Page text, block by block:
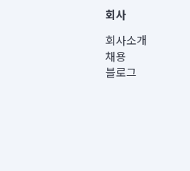
사업자등록번호 :
통신판매신고번호
대표이사 : CHING
주소 | 본사: 서울특
컨택센터 : 서울특
회사
회사소개
채용
블로그